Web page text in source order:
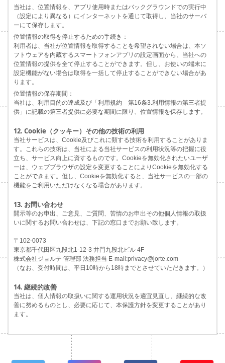
当社は、位置情報を、アプリ使用時またはバックグラウンドでの実行中
（設定により異なる）にインターネットを通じて取得し、当社のサーバ
ーにて保存します。
位置情報の取得を停止するための手続き：
利用者は、当社が位置情報を取得することを希望されない場合は、本ソ
フトウェアを内蔵するスマートフォンアプリの設定画面から、当社への
位置情報の提供を全て停止することができます。但し、お使いの端末に
設定機能がない場合は取得を一括して停止することができない場合があ
ります。
位置情報の保存期間：
当社は、利用目的の達成及び「利用規約 第16条3.利用情報の第三者提
供」に記載の第三者提供に必要な期間に限り、位置情報を保存します。
12. Cookie（クッキー）その他の技術の利用
当社サービスは、Cookie及びこれに類する技術を利用することがありま
す。これらの技術は、当社による当社サービスの利用状況等の把握に役
立ち、サービス向上に資するものです。Cookieを無効化されたいユーザ
ーは、ウェブブラウザの設定を変更することによりCookieを無効化する
ことができます。但し、Cookieを無効化すると、当社サービスの一部の
機能をご利用いただけなくなる場合があります。
13. お問い合わせ
開示等のお申出、ご意見、ご質問、苦情のお申出その他個人情報の取扱
いに関するお問い合わせは、下記の窓口までお願い致します。
〒102-0073
東京都千代田区九段北1-12-3 井門九段北ビル 4F
株式会社ジョルテ 管理部 法務担当 E-mail:privacy@jorte.com
（なお、受付時間は、平日10時から18時までとさせていただきます。）
14. 継続的改善
当社は、個人情報の取扱いに関する運用状況を適宜見直し、継続的な改
善に努めるものとし、必要に応じて、本保護方針を変更することがあり
ます。